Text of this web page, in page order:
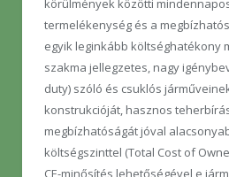
körülmények közötti
termelékenység és a
egyik leginkább költséghatékony
szakma jellegzetes, nagy
duty) szóló és csuklós
konstrukcióját, hasznos
megbízhatóságát jóval
költségszinttel (Total Cost of